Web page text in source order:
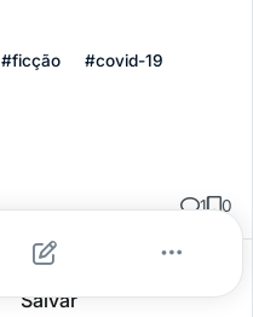
#ficção
#covid-19
1 0
Salvar